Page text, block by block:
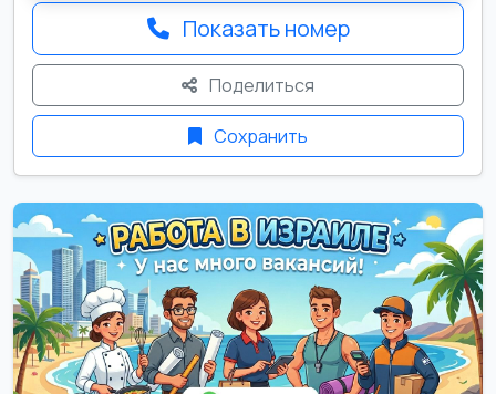
Показать номер
Поделиться
Сохранить